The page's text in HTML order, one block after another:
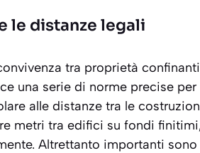
le distanze legali
tra proprietà
una serie di norme precise
alle distanze tra le
metri tra edifici su fondi
Altrettanto importanti